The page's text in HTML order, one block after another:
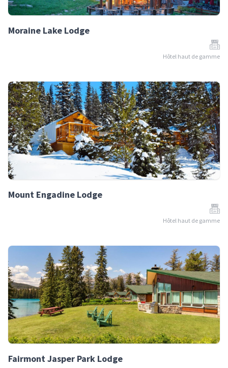
Moraine Lake Lodge
Hôtel haut de gamme
Mount Engadine Lodge
Hôtel haut de gamme
Fairmont Jasper Park Lodge